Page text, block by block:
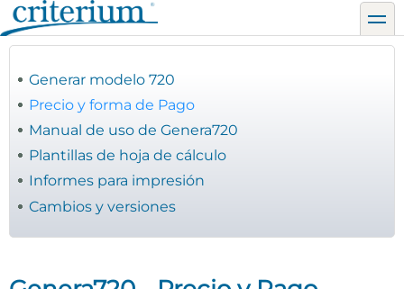
Pasar
al
principal
Generar modelo 720
Precio y forma de Pago
Manual de uso de Genera720
Plantillas de hoja de cálculo
Informes para impresión
Cambios y versiones